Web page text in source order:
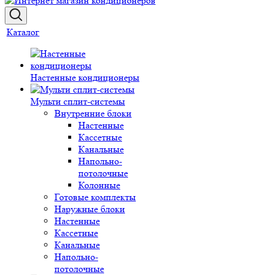
Каталог
Настенные кондиционеры
Мульти сплит-системы
Внутренние блоки
Настенные
Кассетные
Канальные
Напольно-
потолочные
Колонные
Готовые комплекты
Наружные блоки
Настенные
Кассетные
Канальные
Напольно-
потолочные